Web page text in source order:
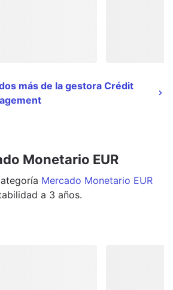
más de la gestora Crédit
Monetario EUR
Mercado Monetario EUR
a 3 años.